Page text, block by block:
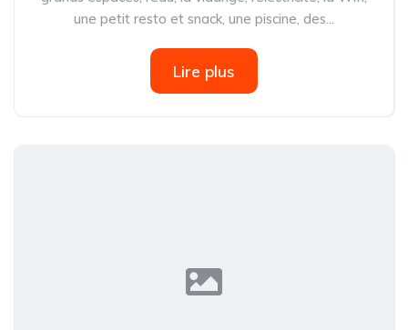
une petit resto et snack, une piscine, des...
Lire plus